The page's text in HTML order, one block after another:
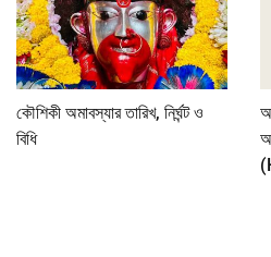
কৌশিকী অমাবস্যার তারিখ, নির্ঘন্ট ও
বিধি